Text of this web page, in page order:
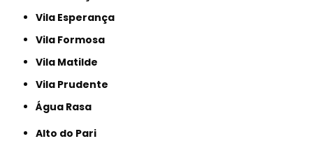
Vila Esperança
Vila Formosa
Vila Matilde
Vila Prudente
Água Rasa
Alto do Pari